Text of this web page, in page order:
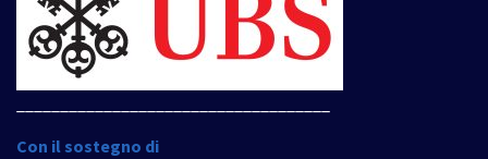
Con il sostegno di